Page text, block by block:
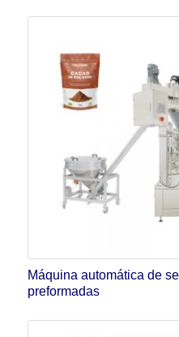
Máquina automática de
preformadas